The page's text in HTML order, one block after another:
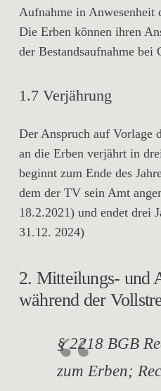
Aufnahme in Anwesenheit
Die Erben können ihren
der Bestandsaufnahme bei
1.7 Verjährung
Der Anspruch auf Vorlage
an die Erben verjährt in
beginnt zum Ende des
dem der TV sein Amt
18.2.2021) und endet drei
31.12. 2024)
2. Mitteilungs- und
während der
§ 2218 BGB
zum Erben;